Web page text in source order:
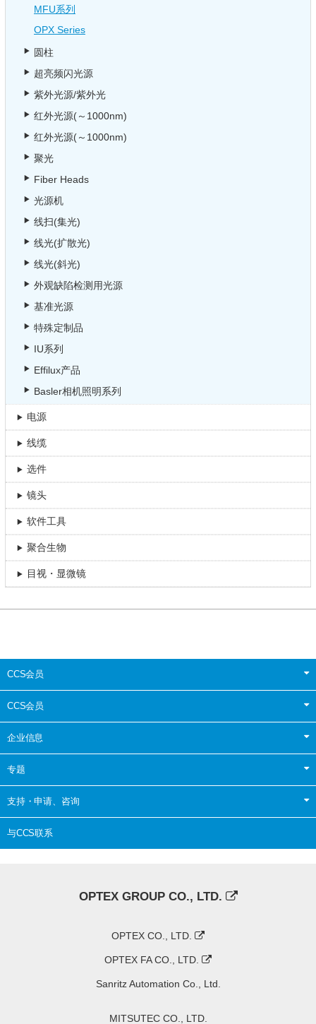
MFU系列
OPX Series
圆柱
超亮频闪光源
紫外光源/紫外光
红外光源(～1000nm)
红外光源(～1000nm)
聚光
Fiber Heads
光源机
线扫(集光)
线光(扩散光)
线光(斜光)
外观缺陷检测用光源
基准光源
特殊定制品
IU系列
Effilux产品
Basler相机照明系列
电源
线缆
选件
镜头
软件工具
聚合生物
目视・显微镜
CCS会员
CCS会员
企业信息
专题
支持・申请、咨询
与CCS联系
OPTEX GROUP CO., LTD.
OPTEX CO., LTD.
OPTEX FA CO., LTD.
Sanritz Automation Co., Ltd.
MITSUTEC CO., LTD.